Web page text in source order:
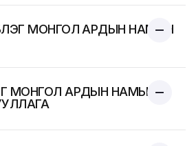
МОНГОЛ АРДЫН НАМЫН
МОНГОЛ АРДЫН НАМЫН